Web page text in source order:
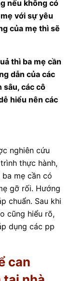
nếu không có
với sự yêu
của mẹ thì sẽ
thì ba mẹ cần
dẫn của các
sâu, các cô
hiểu nên các
nghiên cứu
thực hành,
mẹ cần có
gỡ rối. Hướng
chuẩn. Sau khi
cũng hiểu rõ,
dụng các pp
can